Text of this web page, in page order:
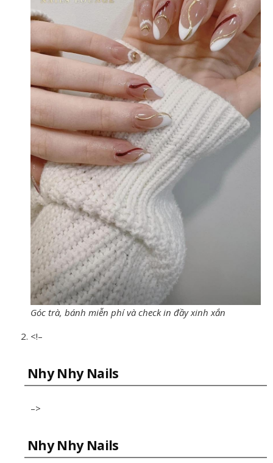
Góc trà, bánh miễn phí và check in đầy xinh xắn
<!–
Nhy Nhy Nails
–>
Nhy Nhy Nails